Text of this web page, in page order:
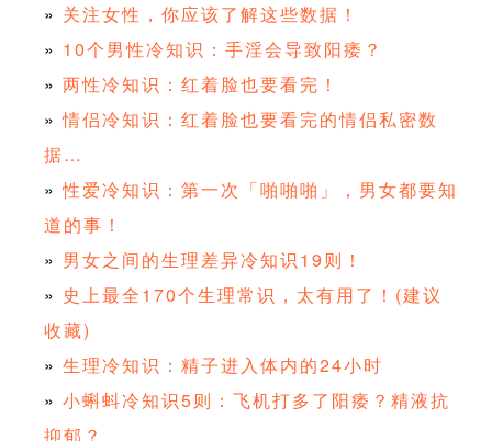
» 关注女性，你应该了解这些数据！
» 10个男性冷知识：手淫会导致阳痿？
» 两性冷知识：红着脸也要看完！
»情侣冷知识：红着脸也要看完的情侣私密数
据…
»性爱冷知识：第一次「啪啪啪」，男女都要知
道的事！
» 男女之间的生理差异冷知识19则！
» 史上最全170个生理常识，太有用了！(建议
收藏)
» 生理冷知识：精子进入体内的24小时
» 小蝌蚪冷知识5则：飞机打多了阳痿？精液抗
抑郁？